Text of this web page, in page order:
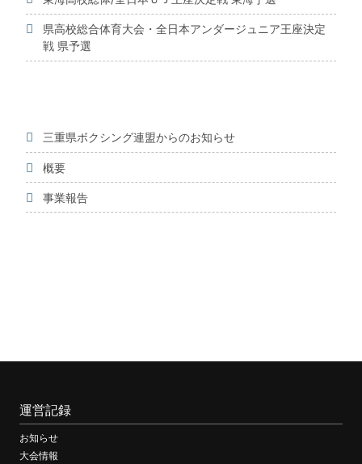
県高校総合体育大会・全日本アンダージュニア王座決定
戦 県予選
三重県ボクシング連盟からのお知らせ
概要
事業報告
運営記録
お知らせ
大会情報